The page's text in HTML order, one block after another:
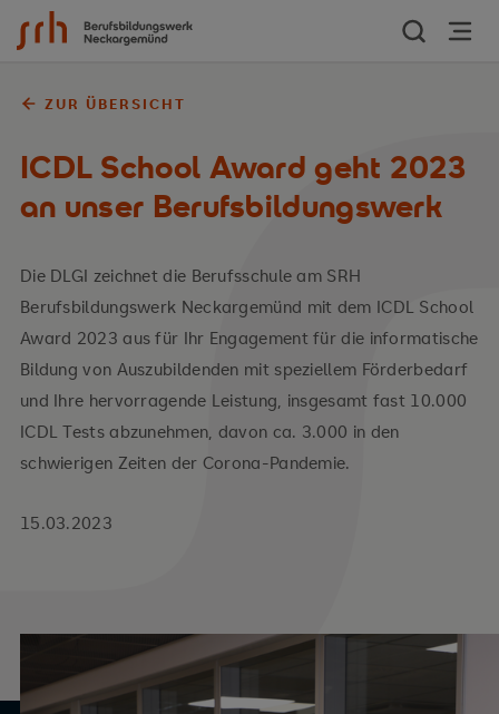
Zum Inhalt springen
ZUR ÜBERSICHT
ICDL School Award geht 2023
an unser Berufsbildungswerk
15.03.2023
Die DLGI zeichnet die Berufsschule am SRH
Berufsbildungswerk Neckargemünd mit dem ICDL School
Award 2023 aus für Ihr Engagement für die informatische
Bildung von Auszubildenden mit speziellem Förderbedarf
und Ihre hervorragende Leistung, insgesamt fast 10.000
ICDL Tests abzunehmen, davon ca. 3.000 in den
schwierigen Zeiten der Corona-Pandemie.